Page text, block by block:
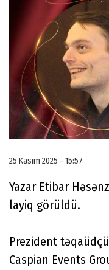
25 Kasım 2025 - 15:57
Yazar Etibar
layiq görüldü.
Prezident
Caspian Events